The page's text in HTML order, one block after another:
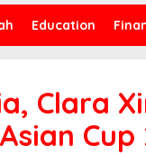
Education
Clara
Cup